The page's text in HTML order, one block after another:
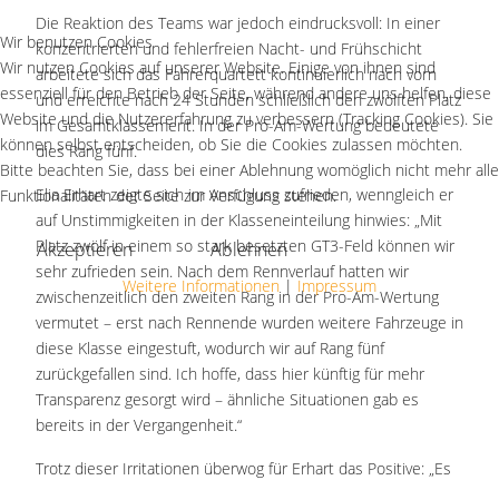
Die Reaktion des Teams war jedoch eindrucksvoll: In einer
konzentrierten und fehlerfreien Nacht- und Frühschicht
arbeitete sich das Fahrerquartett kontinuierlich nach vorn
und erreichte nach 24 Stunden schließlich den zwölften Platz
im Gesamtklassement. In der Pro-Am-Wertung bedeutete
dies Rang fünf.
Elia Erhart zeigte sich im Anschluss zufrieden, wenngleich er
auf Unstimmigkeiten in der Klasseneinteilung hinwies: „Mit
Platz zwölf in einem so stark besetzten GT3-Feld können wir
sehr zufrieden sein. Nach dem Rennverlauf hatten wir
zwischenzeitlich den zweiten Rang in der Pro-Am-Wertung
vermutet – erst nach Rennende wurden weitere Fahrzeuge in
diese Klasse eingestuft, wodurch wir auf Rang fünf
zurückgefallen sind. Ich hoffe, dass hier künftig für mehr
Transparenz gesorgt wird – ähnliche Situationen gab es
bereits in der Vergangenheit.“
Trotz dieser Irritationen überwog für Erhart das Positive: „Es
Wir benutzen Cookies
Wir nutzen Cookies auf unserer Website. Einige von ihnen sind
essenziell für den Betrieb der Seite, während andere uns helfen, diese
Website und die Nutzererfahrung zu verbessern (Tracking Cookies). Sie
können selbst entscheiden, ob Sie die Cookies zulassen möchten.
Bitte beachten Sie, dass bei einer Ablehnung womöglich nicht mehr alle
Funktionalitäten der Seite zur Verfügung stehen.
Akzeptieren Ablehnen
Weitere Informationen | Impressum